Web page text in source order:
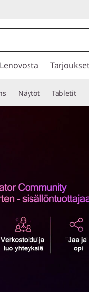
Tarjoukset
Näytöt Tabletit